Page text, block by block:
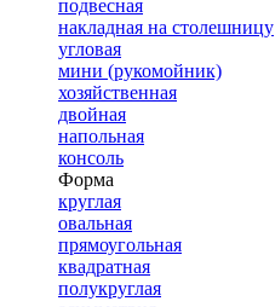
подвесная
накладная на столешницу
угловая
мини (рукомойник)
хозяйственная
двойная
напольная
консоль
Форма
круглая
овальная
прямоугольная
квадратная
полукруглая